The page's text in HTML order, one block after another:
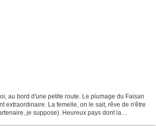
au bord d'une petite route. Le plumage du Faisan
extraordinaire. La femelle, on le sait, rêve de n'être
je suppose). Heureux pays dont la